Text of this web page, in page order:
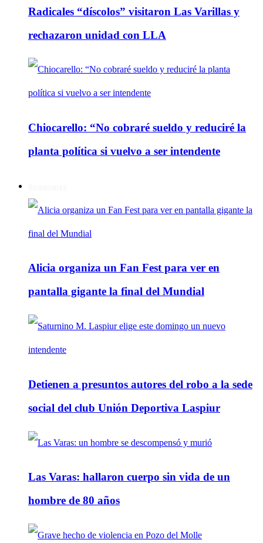
Radicales “díscolos” visitaron Las Varillas y
rechazaron unidad con LLA
Chiocarello: “No cobraré sueldo y reduciré la
planta política si vuelvo a ser intendente
Alicia organiza un Fan Fest para ver en
pantalla gigante la final del Mundial
Detienen a presuntos autores del robo a la sede
social del club Unión Deportiva Laspiur
Las Varas: hallaron cuerpo sin vida de un
hombre de 80 años